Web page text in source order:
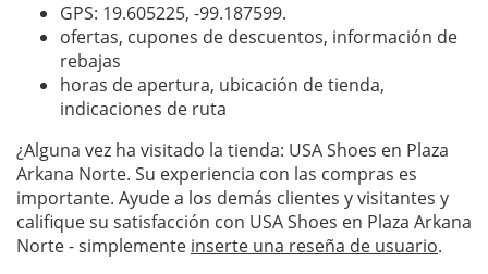
GPS: 19.605225, -99.187599.
ofertas, cupones de descuentos, información de
rebajas
horas de apertura, ubicación de tienda,
indicaciones de ruta
¿Alguna vez ha visitado la tienda: USA Shoes en Plaza
Arkana Norte. Su experiencia con las compras es
importante. Ayude a los demás clientes y visitantes y
califique su satisfacción con USA Shoes en Plaza Arkana
Norte - simplemente inserte una reseña de usuario.